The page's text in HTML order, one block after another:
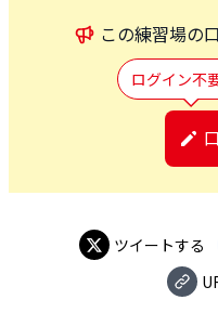
この練習場の
ログイン不
ツイートする